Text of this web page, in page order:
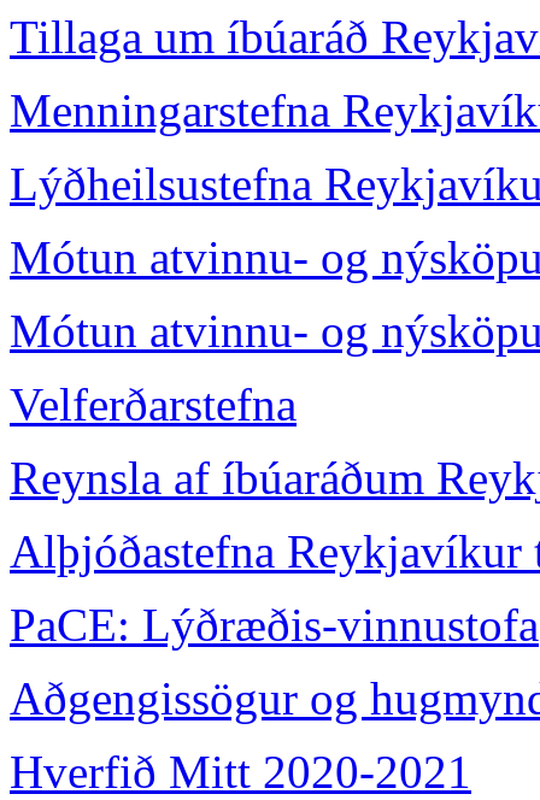
Tillaga um íbúaráð
Menningarstefna
Lýðheilsustefna
Mótun atvinnu- og
Mótun atvinnu- og
Velferðarstefna
Reynsla af íbúaráðum
Alþjóðastefna
PaCE: Lýðræðis-vinnustofa
Aðgengissögur og
Hverfið Mitt 2020-2021